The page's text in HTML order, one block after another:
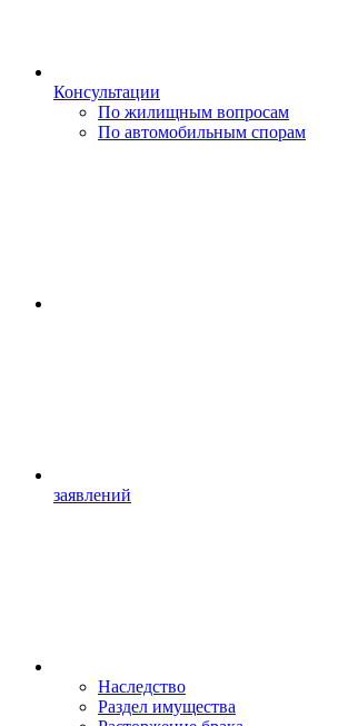
Консультации
По жилищным вопросам
По автомобильным спорам
заявлений
Наследство
Раздел имущества